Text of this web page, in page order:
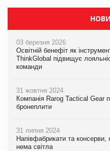
03 березня 2026
Освітній бенефіт як
ThinkGlobal підвищує
команди
31 жовтня 2024
Компанія Rarog Tactical Gear
бронеплити
31 липня 2024
Напівфабрикати та консерви,
нема світла